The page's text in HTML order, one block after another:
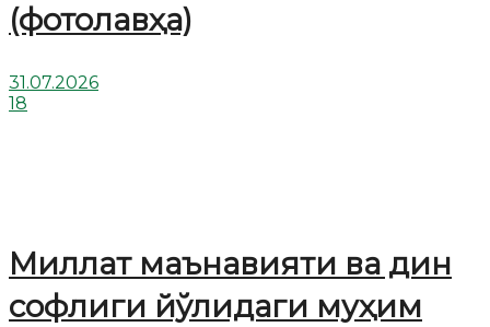
(фотолавҳа)
31.07.2026
18
Миллат маънавияти ва дин
софлиги йўлидаги муҳим